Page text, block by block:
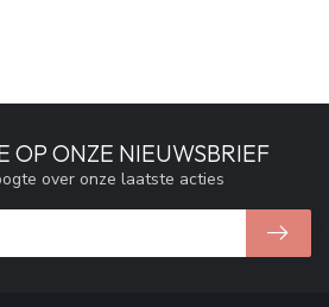
OP ONZE NIEUWSBRIEF
over onze laatste acties